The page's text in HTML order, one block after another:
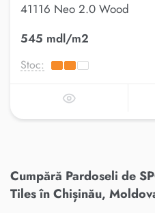
41116 Neo 2.0 Wood
545 mdl/m2
Stoc:
Cumpără Pardoseli de
Tiles în Chișinău,